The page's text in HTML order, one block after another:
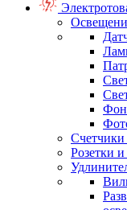
Счетчики
Розетки